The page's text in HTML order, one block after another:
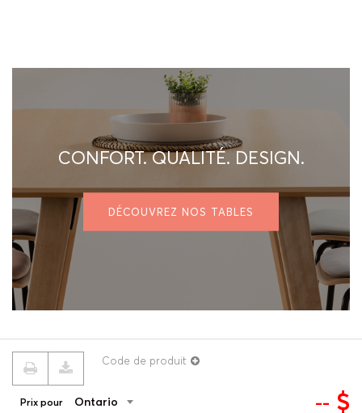
CONFORT. QUALITÉ. DESIGN.
DÉCOUVREZ NOS TABLES
Code de produit
Prix pour Ontario -- $